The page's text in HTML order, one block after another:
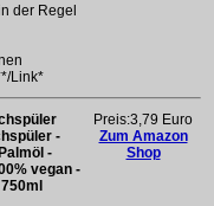
der Regel
Link*
-
-
vegan -
Preis:3,79 Euro
Zum Amazon
Shop